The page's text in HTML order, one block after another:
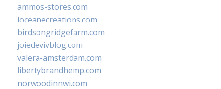
ammos-stores.com
loceanecreations.com
birdsongridgefarm.com
joiedevivblog.com
valera-amsterdam.com
libertybrandhemp.com
norwoodinnwi.com